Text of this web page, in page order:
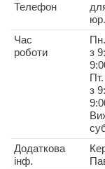
Телефон
Час
роботи
з
Пт.
з
Додаткова
інф.